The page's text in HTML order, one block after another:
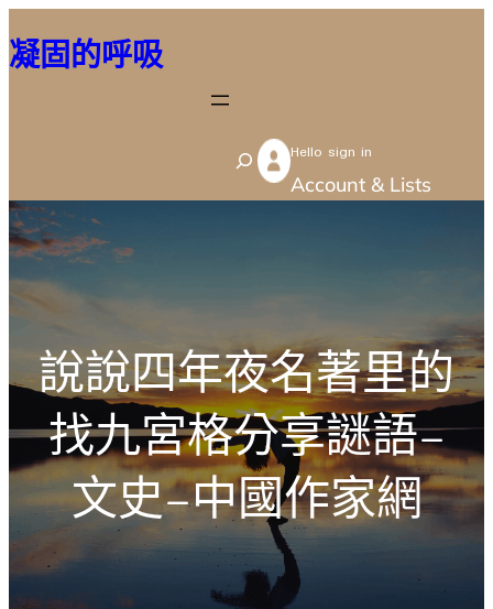
至
容
凝固的呼吸
S
e
Hello sign in
Account & Lists
說說四年夜名著里的
找九宮格分享謎語–
文史–中國作家網